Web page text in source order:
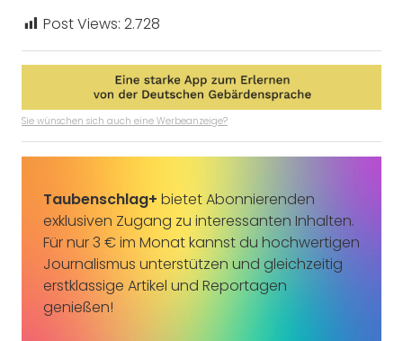
Post Views: 2.728
Sie wünschen sich auch eine Werbeanzeige?
Taubenschlag+ bietet Abonnierenden
exklusiven Zugang zu interessanten Inhalten.
Für nur 3 € im Monat kannst du hochwertigen
Journalismus unterstützen und gleichzeitig
erstklassige Artikel und Reportagen
genießen!